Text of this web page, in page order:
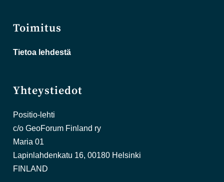
Toimitus
Tietoa lehdestä
Yhteystiedot
Positio-lehti
c/o GeoForum Finland ry
Maria 01
Lapinlahdenkatu 16, 00180 Helsinki
FINLAND